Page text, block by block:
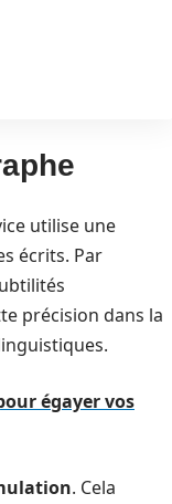
utilise une
écrits. Par
précision dans la
égayer vos
. Cela